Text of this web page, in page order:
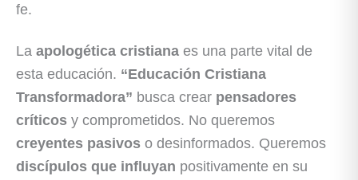
fe.
La apologética cristiana es una parte vital de
esta educación. “Educación Cristiana
Transformadora” busca crear pensadores
críticos y comprometidos. No queremos
creyentes pasivos o desinformados. Queremos
discípulos que influyan positivamente en su